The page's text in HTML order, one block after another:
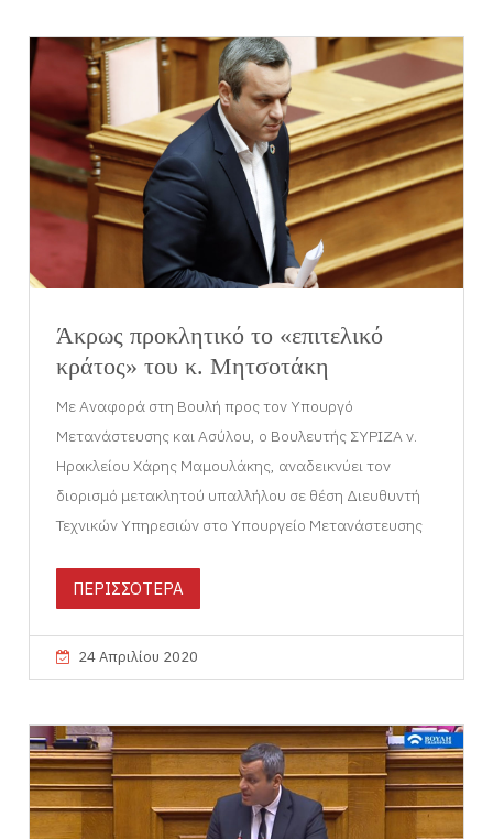
Άκρως προκλητικό το «επιτελικό
κράτος» του κ. Μητσοτάκη
Με Αναφορά στη Βουλή προς τον Υπουργό
Μετανάστευσης και Ασύλου, ο Βουλευτής ΣΥΡΙΖΑ ν.
Ηρακλείου Χάρης Μαμουλάκης, αναδεικνύει τον
διορισμό μετακλητού υπαλλήλου σε θέση Διευθυντή
Τεχνικών Υπηρεσιών στο Υπουργείο Μετανάστευσης
ΠΕΡΙΣΣΟΤΕΡΑ
24 Απριλίου 2020